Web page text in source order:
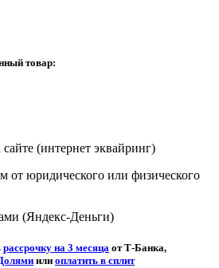
товар:
(интернет эквайринг)
от юридического или физического
(Яндекс-Деньги)
рассрочку на 3 месяца от Т-Банка,
или оплатить в сплит